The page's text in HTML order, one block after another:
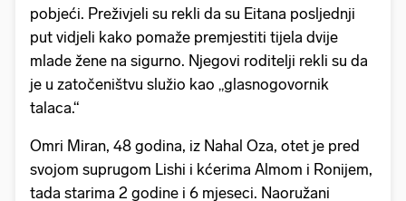
pobjeći. Preživjeli su rekli da su Eitana posljednji
put vidjeli kako pomaže premjestiti tijela dvije
mlade žene na sigurno. Njegovi roditelji rekli su da
je u zatočeništvu služio kao „glasnogovornik
talaca.“
Omri Miran, 48 godina, iz Nahal Oza, otet je pred
svojom suprugom Lishi i kćerima Almom i Ronijem,
tada starima 2 godine i 6 mjeseci. Naoružani